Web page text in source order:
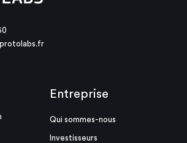
Entreprise
Qui sommes-nous
Investisseurs